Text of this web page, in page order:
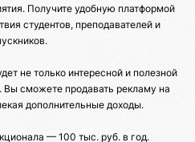
Получите удобную платформой
студентов, преподавателей и
не только интересной и полезной
Вы сможете продавать рекламу на
дополнительные доходы.
— 100 тыс. руб. в год.